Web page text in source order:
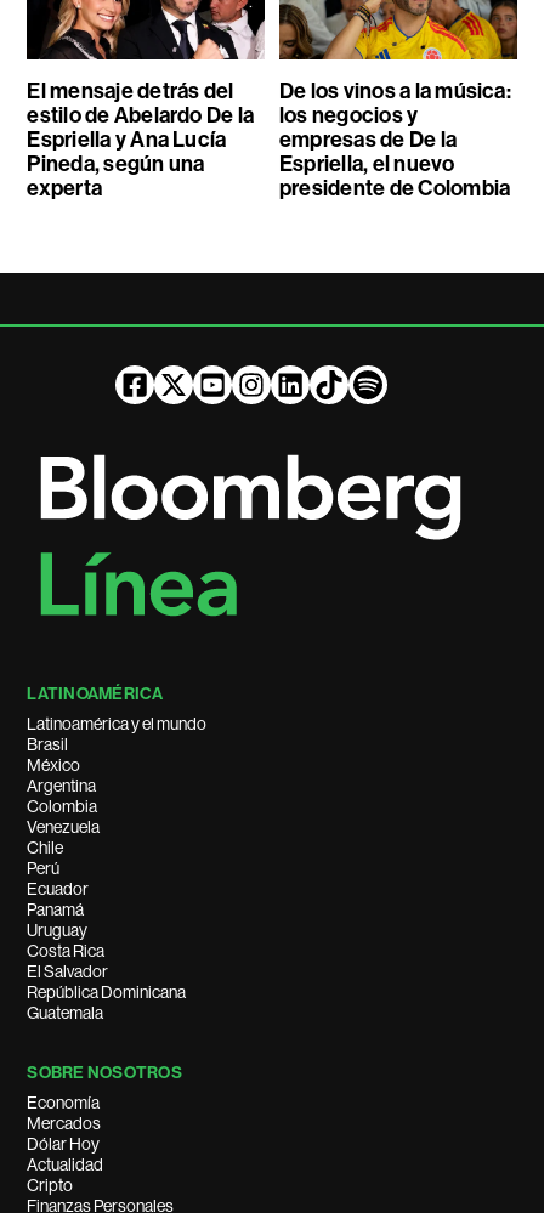
El mensaje detrás del
estilo de Abelardo De la
Espriella y Ana Lucía
Pineda, según una
experta
De los vinos a la música:
los negocios y
empresas de De la
Espriella, el nuevo
presidente de Colombia
LATINOAMÉRICA
Latinoamérica y el mundo
Brasil
México
Argentina
Colombia
Venezuela
Chile
Perú
Ecuador
Panamá
Uruguay
Costa Rica
El Salvador
República Dominicana
Guatemala
SOBRE NOSOTROS
Economía
Mercados
Dólar Hoy
Actualidad
Cripto
Finanzas Personales